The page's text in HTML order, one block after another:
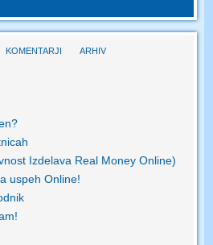
KOMENTARJI ARHIV
Izdelava Real Money Online)
uspeh Online!